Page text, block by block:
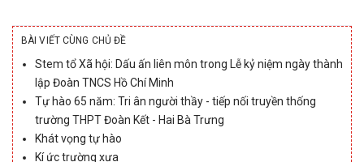
BÀI VIẾT CÙNG CHỦ ĐỀ
Stem tổ Xã hội: Dấu ấn liên môn trong Lễ kỷ niệm ngày thành
lập Đoàn TNCS Hồ Chí Minh
Tự hào 65 năm: Tri ân người thầy - tiếp nối truyền thống
trường THPT Đoàn Kết - Hai Bà Trưng
Khát vọng tự hào
Kí ức trường xưa